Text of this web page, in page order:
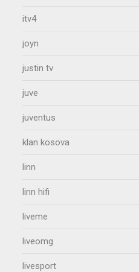
itv4
joyn
justin tv
juve
juventus
klan kosova
linn
linn hifi
liveme
liveomg
livesport